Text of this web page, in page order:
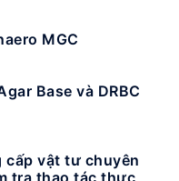
MGC
Base và DRBC
cấp vật tư chuyên
tra thao tác thực